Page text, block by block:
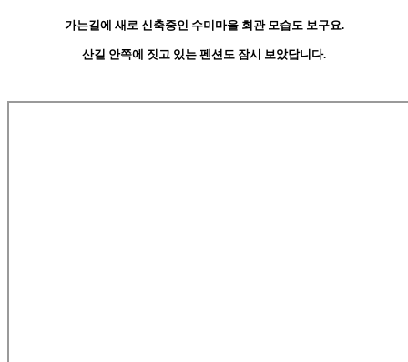
가는길에 새로 신축중인 수미마을 회관 모습도 보구요.
산길 안쪽에 짓고 있는 펜션도 잠시 보았답니다.